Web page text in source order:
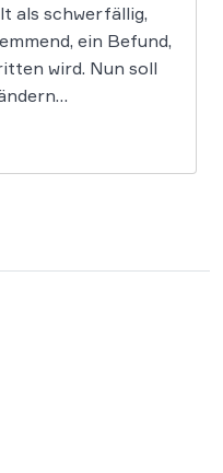
als schwerfällig,
ein Befund,
wird. Nun soll
sollen künftig